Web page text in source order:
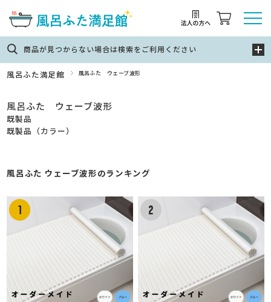
商品が見つからない場合は検索をご利用ください
風呂ふた満足館 風呂ふた ウェーブ波形
風呂ふた ウェーブ波形
既製品
既製品（カラー）
風呂ふた ウェーブ波形のランキング